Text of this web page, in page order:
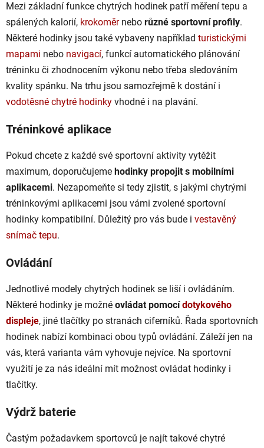
Mezi základní funkce chytrých hodinek patří měření tepu a
spálených kalorií, krokoměrnebo různé sportovní profily.
Některé hodinky jsou také vybaveny například turistickými
mapami nebo navigací, funkcí automatického plánování
tréninku či zhodnocením výkonu nebo třeba sledováním
kvality spánku. Na trhu jsou samozřejmě k dostání i
vodotěsné chytré hodinky vhodné i na plavání.
Tréninkové aplikace
Pokud chcete z každé své sportovní aktivity vytěžit
maximum, doporučujeme hodinky propojit s mobilními
aplikacemi. Nezapomeňte si tedy zjistit, s jakými chytrými
tréninkovými aplikacemi jsou vámi zvolené sportovní
hodinky kompatibilní. Důležitý pro vás bude i vestavěný
snímač tepu.
Ovládání
Jednotlivé modely chytrých hodinek se liší i ovládáním.
Některé hodinky je možné ovládat pomocídotykového
displeje, jiné tlačítky po stranách ciferníků. Řada sportovních
hodinek nabízí kombinaci obou typů ovládání. Záleží jen na
vás, která varianta vám vyhovuje nejvíce. Na sportovní
využití je za nás ideální mít možnost ovládat hodinky i
tlačítky.
Výdrž baterie
Častým požadavkem sportovců je najít takové chytré